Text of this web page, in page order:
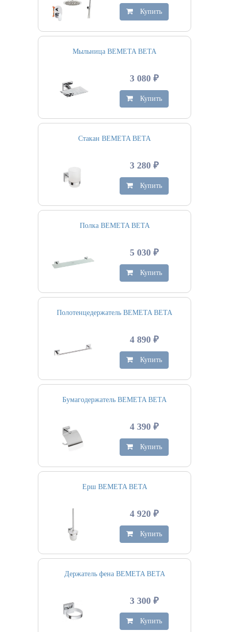
Купить
Мыльница BEMETA BETA
3 080 ₽
Купить
Стакан BEMETA BETA
3 280 ₽
Купить
Полка BEMETA BETA
5 030 ₽
Купить
Полотенцедержатель BEMETA BETA
4 890 ₽
Купить
Бумагодержатель BEMETA BETA
4 390 ₽
Купить
Ерш BEMETA BETA
4 920 ₽
Купить
Держатель фена BEMETA BETA
3 300 ₽
Купить